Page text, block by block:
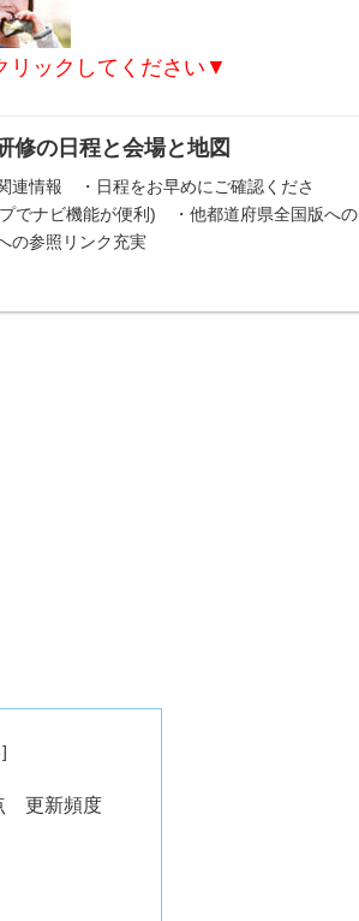
ックしてください▼
修の日程と会場と地図
連情報 ・日程をお早めにご確認くださ
でナビ機能が便利) ・他都道府県全国版への
の参照リンク充実
更新頻度